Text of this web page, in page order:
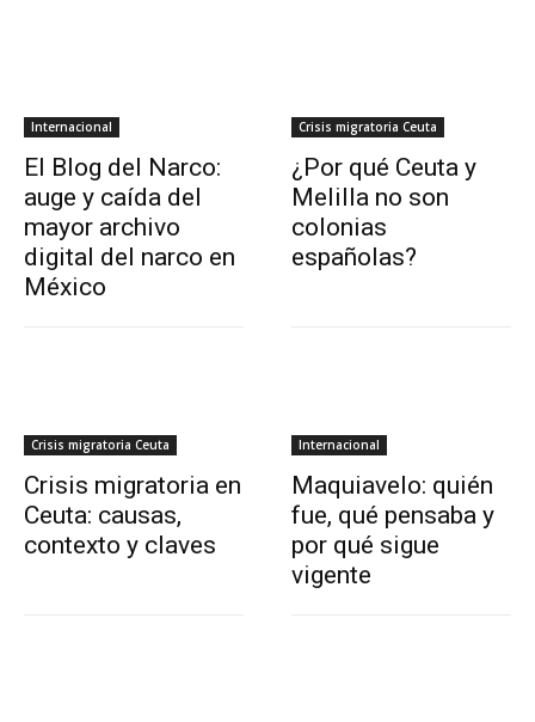
Internacional
El Blog del Narco:
auge y caída del
mayor archivo
digital del narco en
México
Crisis migratoria Ceuta
¿Por qué Ceuta y
Melilla no son
colonias
españolas?
Crisis migratoria Ceuta
Crisis migratoria en
Ceuta: causas,
contexto y claves
Internacional
Maquiavelo: quién
fue, qué pensaba y
por qué sigue
vigente